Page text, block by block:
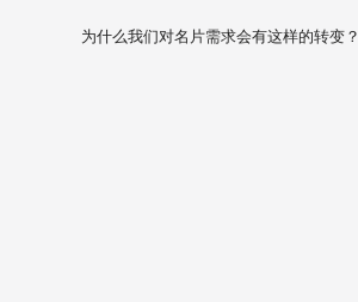
为什么我们对名片需求会有这样的转变？